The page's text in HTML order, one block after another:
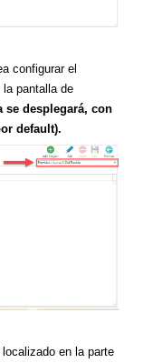
configurar el
la pantalla de
se desplegará, con
default).
en la parte